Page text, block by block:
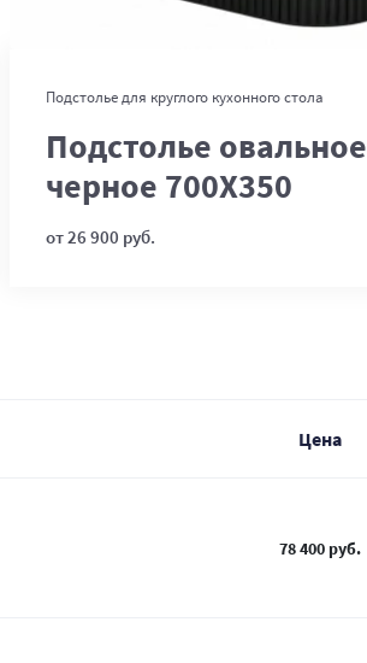
В корзину
Подстолье для круглого кухонного стола
Подстолье овальное
черное 700Х350
от 26 900 руб.
Цена
78 400 руб.